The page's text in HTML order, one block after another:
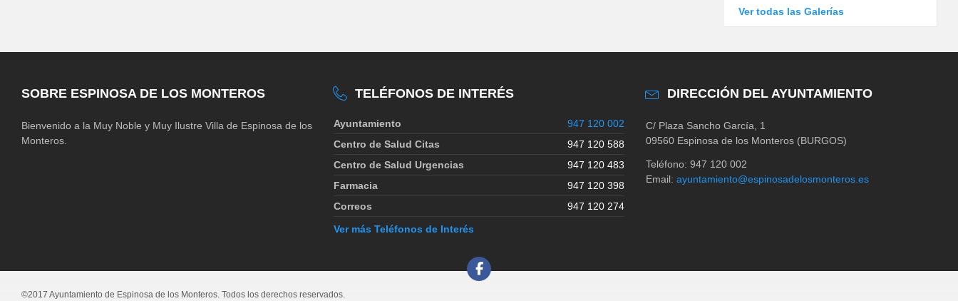
Ver todas las Galerías
SOBRE ESPINOSA DE LOS MONTEROS
Bienvenido a la Muy Noble y Muy Ilustre Villa de Espinosa de los
Monteros.
TELÉFONOS DE INTERÉS
Ayuntamiento
947 120 002
Centro de Salud Citas
947 120 588
Centro de Salud Urgencias
947 120 483
Farmacia
947 120 398
Correos
947 120 274
Ver más Teléfonos de Interés
DIRECCIÓN DEL AYUNTAMIENTO
C/ Plaza Sancho García, 1
09560 Espinosa de los Monteros (BURGOS)
Teléfono: 947 120 002
Email: ayuntamiento@espinosadelosmonteros.es
©2017 Ayuntamiento de Espinosa de los Monteros. Todos los derechos reservados.